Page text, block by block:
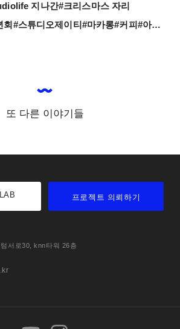
지나간#크리스마스 자리
부산애플신년회#스튜디오제이티#마카롱#커피#아름생일#디저트#대호도생일#배불러#apple#macaron#coffee#busan
또 다른 이야기들
프로젝트 의뢰하기
텀서로30,knn타워 26층